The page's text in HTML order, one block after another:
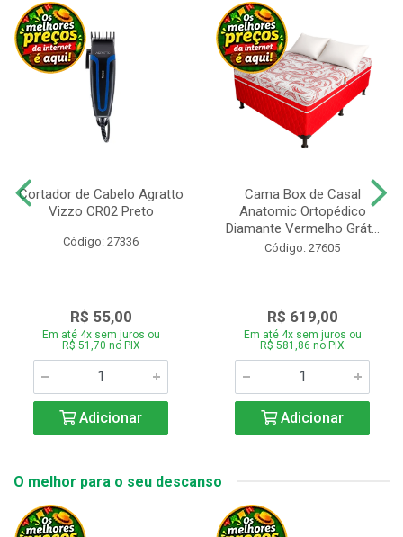
Cortador de Cabelo Agratto
Vizzo CR02 Preto
Código: 27336
R$ 55,00
Em até 4x sem juros ou
R$ 51,70 no PIX
Adicionar
Cama Box de Casal
Anatomic Ortopédico
Diamante Vermelho Grát...
Código: 27605
R$ 619,00
Em até 4x sem juros ou
R$ 581,86 no PIX
Adicionar
O melhor para o seu descanso